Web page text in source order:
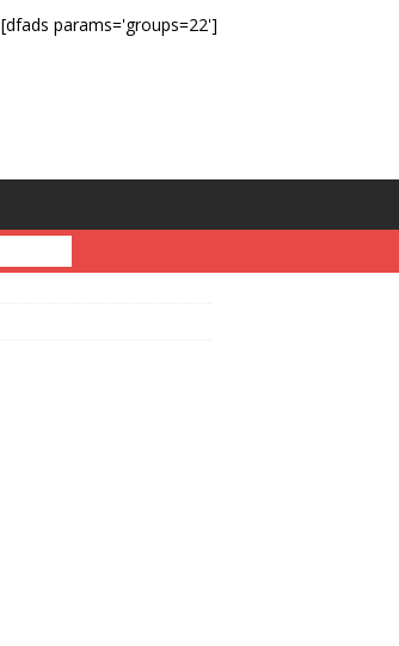
[dfads params='groups=22']